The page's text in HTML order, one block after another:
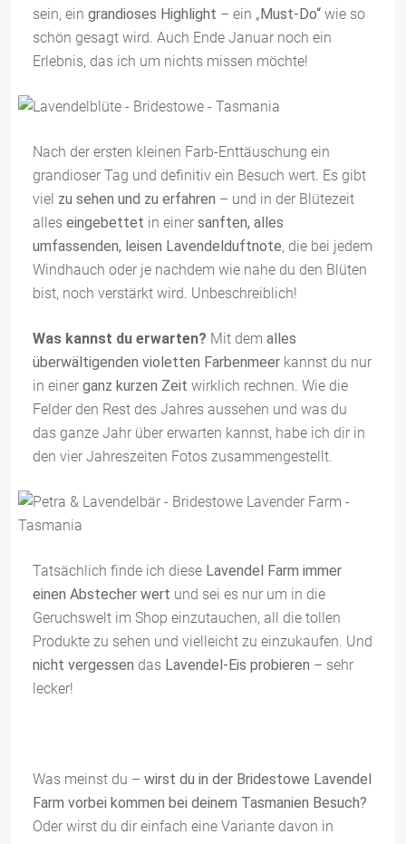
sein, ein grandioses Highlight – ein „Must-Do“ wie so
schön gesagt wird. Auch Ende Januar noch ein
Erlebnis, das ich um nichts missen möchte!
Nach der ersten kleinen Farb-Enttäuschung ein
grandioser Tag und definitiv ein Besuch wert. Es gibt
viel zu sehen und zu erfahren – und in der Blütezeit
alles eingebettet in einer sanften, alles
umfassenden, leisen Lavendelduftnote, die bei jedem
Windhauch oder je nachdem wie nahe du den Blüten
bist, noch verstärkt wird. Unbeschreiblich!
Was kannst du erwarten? Mit dem alles
überwältigenden violetten Farbenmeer kannst du nur
in einer ganz kurzen Zeit wirklich rechnen. Wie die
Felder den Rest des Jahres aussehen und was du
das ganze Jahr über erwarten kannst, habe ich dir in
den vier Jahreszeiten Fotos zusammengestellt.
Tatsächlich finde ich diese Lavendel Farm immer
einen Abstecher wert und sei es nur um in die
Geruchswelt im Shop einzutauchen, all die tollen
Produkte zu sehen und vielleicht zu einzukaufen. Und
nicht vergessen das Lavendel-Eis probieren – sehr
lecker!
Was meinst du – wirst du in der Bridestowe Lavendel
Farm vorbei kommen bei deinem Tasmanien Besuch?
Oder wirst du dir einfach eine Variante davon in